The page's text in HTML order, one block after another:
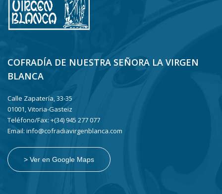
COFRADÍA DE NUESTRA SEÑORA LA VIRGEN
BLANCA
Calle Zapatería, 33-35
01001, Vitoria-Gasteiz
Teléfono/Fax: +(34) 945 277 077
Email: info@cofradiavirgenblanca.com
> Ver en Google Maps